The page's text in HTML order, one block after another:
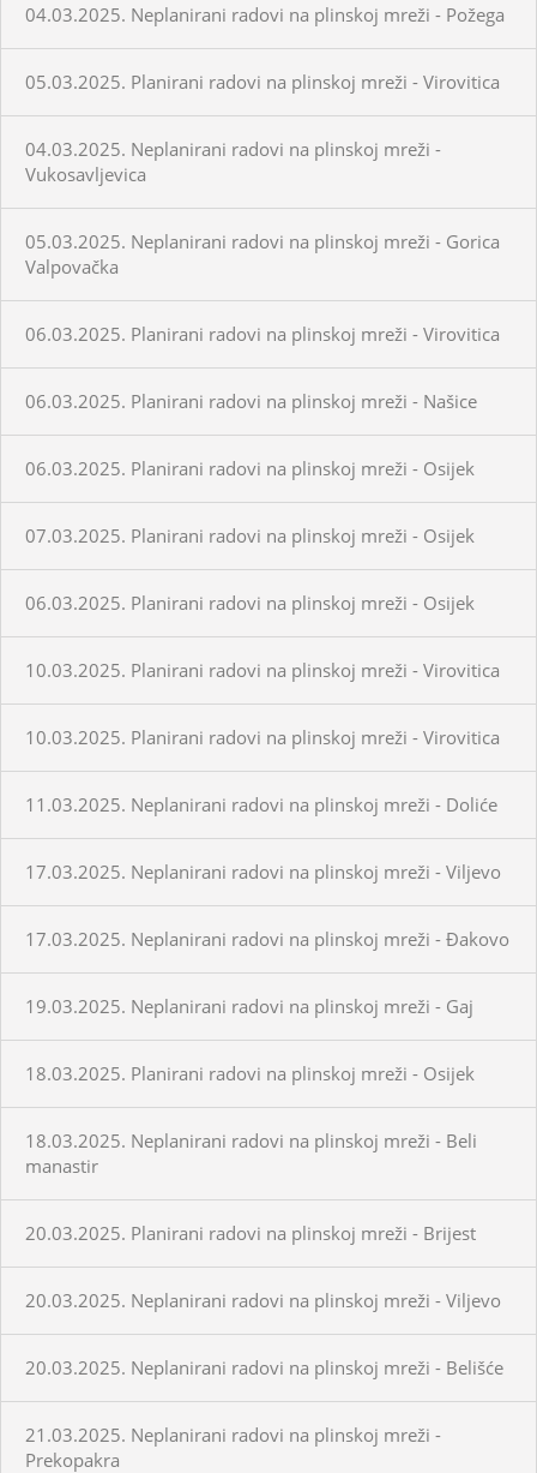
04.03.2025. Neplanirani radovi na plinskoj mreži - Požega
05.03.2025. Planirani radovi na plinskoj mreži - Virovitica
04.03.2025. Neplanirani radovi na plinskoj mreži -
Vukosavljevica
05.03.2025. Neplanirani radovi na plinskoj mreži - Gorica
Valpovačka
06.03.2025. Planirani radovi na plinskoj mreži - Virovitica
06.03.2025. Planirani radovi na plinskoj mreži - Našice
06.03.2025. Planirani radovi na plinskoj mreži - Osijek
07.03.2025. Planirani radovi na plinskoj mreži - Osijek
06.03.2025. Planirani radovi na plinskoj mreži - Osijek
10.03.2025. Planirani radovi na plinskoj mreži - Virovitica
10.03.2025. Planirani radovi na plinskoj mreži - Virovitica
11.03.2025. Neplanirani radovi na plinskoj mreži - Doliće
17.03.2025. Neplanirani radovi na plinskoj mreži - Viljevo
17.03.2025. Neplanirani radovi na plinskoj mreži - Đakovo
19.03.2025. Neplanirani radovi na plinskoj mreži - Gaj
18.03.2025. Planirani radovi na plinskoj mreži - Osijek
18.03.2025. Neplanirani radovi na plinskoj mreži - Beli
manastir
20.03.2025. Planirani radovi na plinskoj mreži - Brijest
20.03.2025. Neplanirani radovi na plinskoj mreži - Viljevo
20.03.2025. Neplanirani radovi na plinskoj mreži - Belišće
21.03.2025. Neplanirani radovi na plinskoj mreži -
Prekopakra